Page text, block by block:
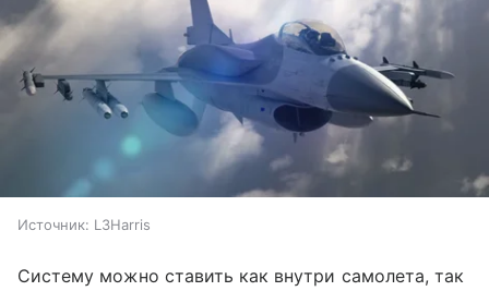
Источник: L3Harris
Систему можно ставить как внутри самолета, так